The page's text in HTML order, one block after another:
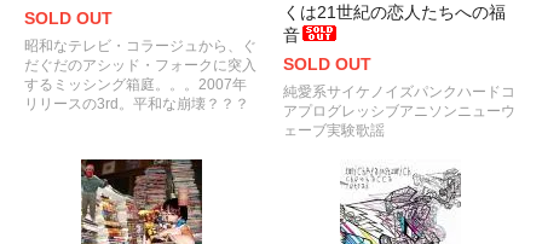
SOLD OUT
昭和なテレビ・コラージュから、ぐ
だぐだのアシッド・フォークに突入
するミッシング箱庭。。。2007年
リリースの3rd。平和な崩壊？？？
くは21世紀の恋人たちへの福
音
SOLD OUT
純愛系サイケノイズパンクハードコ
アプログレッシブアニソンニューウ
ェーブ実験歌謡